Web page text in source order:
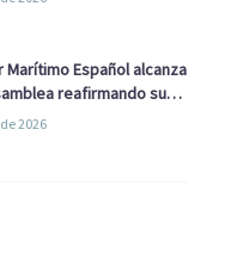
Marítimo Español alcanza
reafirmando su
la Economía Azul
2026